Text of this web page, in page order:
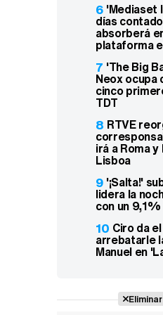
6 'Mediaset
días
absorberá
plataforma
7 'The Big
Neox ocupa
cinco
TDT
8 RTVE
irá a Roma
Lisboa
9 '¡Salta!'
lidera la
con un 9,1%
10 Ciro da
arrebatarle
Manuel en